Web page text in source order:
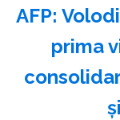
AFP:
prima